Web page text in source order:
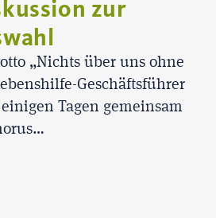
zur
„Nichts über uns ohne
Geschäftsführer
Tagen gemeinsam